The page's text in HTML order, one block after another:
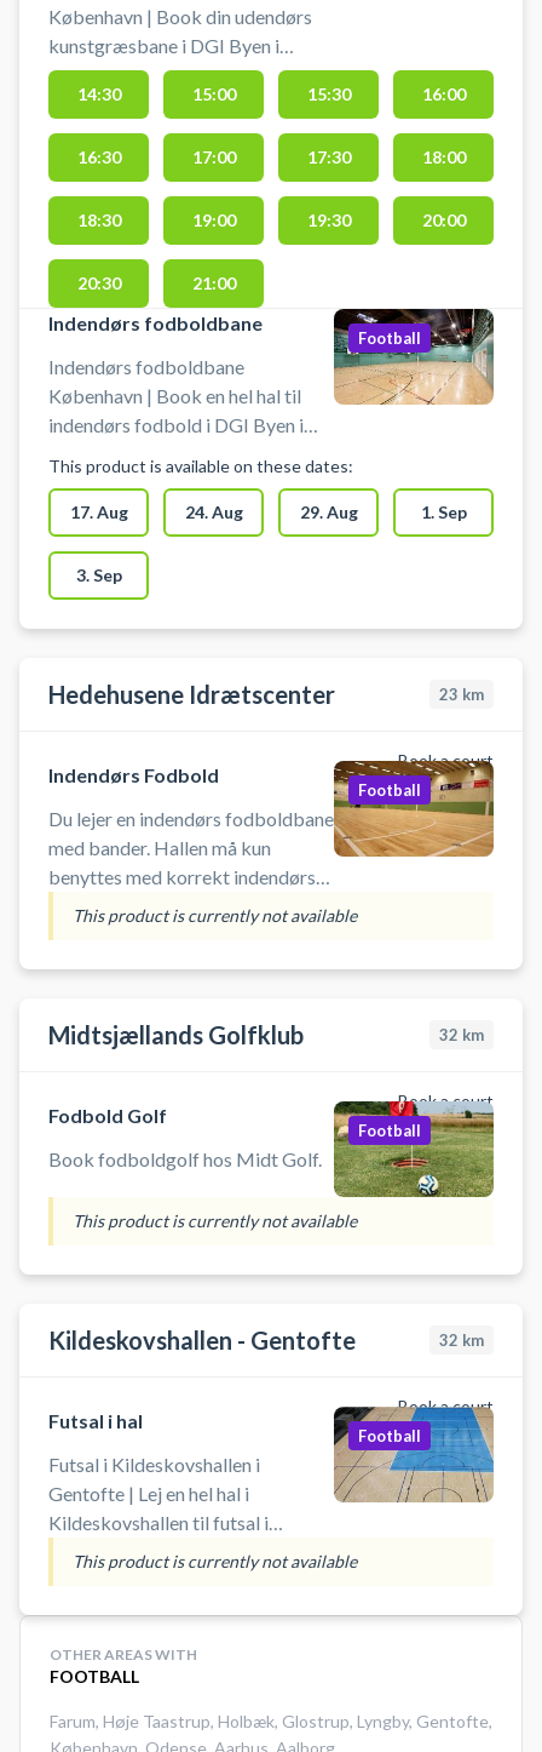
København | Book din udendørs
kunstgræsbane i DGI Byen i
København – spil fodbold
udendørs på kunstgræsbaner midt
i byen. 3 kunstgræsbaner er klar til
booking - centralt beliggende hos
DGI Byen København. DGI Byen
på Vesterbro i København,
tilbyder udover leje af
fodboldbaner på kunstgræs også
på leje af udendørs padelbaner.
14:30 15:00 15:30 16:00
16:30 17:00 17:30 18:00
18:30 19:00 19:30 20:00
20:30 21:00
Indendørs fodboldbane
Indendørs fodboldbane
København | Book en hel hal til
indendørs fodbold i DGI Byen i
fodbold i centrum af København.
Indendørs fodboldbane klar til
booking - midt i København hos
DGI Byen. DGI Byen på
Tietgensgade 65, 1704
København V, byder udover
fodboldbane på en række andre
lokaler.
Football
This product is available on these dates:
17. Aug 24. Aug 29. Aug 1. Sep
3. Sep
Hedehusene Idrætscenter 23 km
Book a court
Indendørs Fodbold
Du lejer en indendørs fodboldbane
med bander. Hallen må kun
benyttes med korrekt indendørs
fodtøj - ingen sorte såler. OBS. Få
gange om året er banderne nede.
Ring evt. til hallen på: 43 35 28​ 60
Football
This product is currently not available
Midtsjællands Golfklub 32 km
Book a court
Fodbold Golf
Book fodboldgolf hos Midt Golf.
Football
This product is currently not available
Kildeskovshallen - Gentofte 32 km
Book a court
Futsal i hal
Futsal i Kildeskovshallen i
Gentofte | Lej en hel hal i
Kildeskovshallen til futsal i
Gentofte. Book hele hallen
(40x20meter) og spil futsal i
Kildeskovshallen beliggende på
Udover futsal på håndboldmål, er
håndboldmål (1 bane) og
Football
This product is currently not available
OTHER AREAS WITH
FOOTBALL
Farum, Høje Taastrup, Holbæk, Glostrup, Lyngby, Gentofte,